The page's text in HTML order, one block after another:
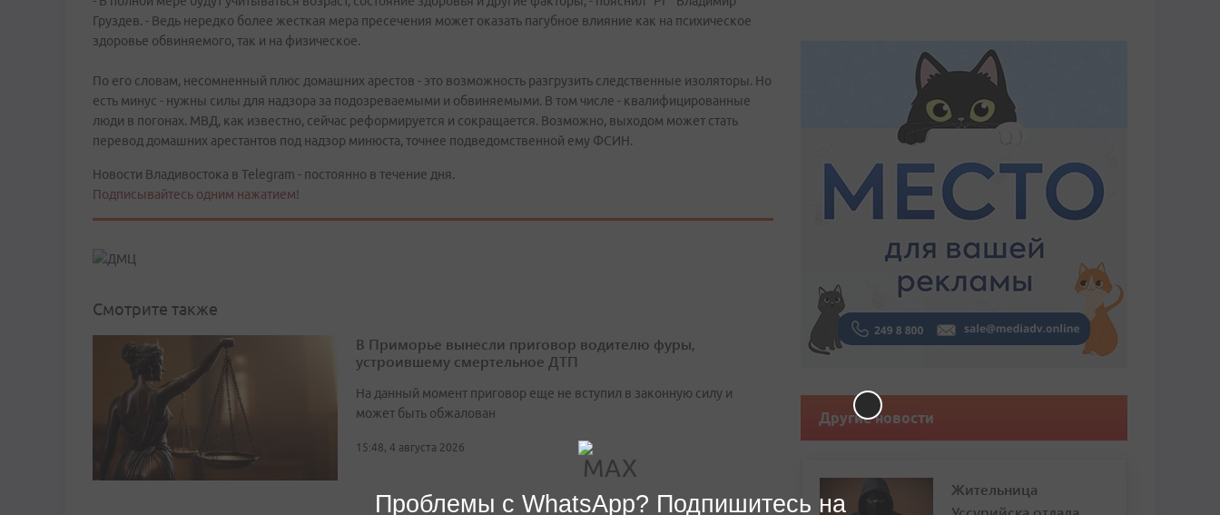
Груздев. - Ведь нередко более жесткая мера пресечения может оказать пагубное влияние как на психическое
здоровье обвиняемого, так и на физическое.
По его словам, несомненный плюс домашних арестов - это возможность разгрузить следственные изоляторы. Но
есть минус - нужны силы для надзора за подозреваемыми и обвиняемыми. В том числе - квалифицированные
люди в погонах. МВД, как известно, сейчас реформируется и сокращается. Возможно, выходом может стать
перевод домашних арестантов под надзор минюста, точнее подведомственной ему ФСИН.
Новости Владивостока в Telegram - постоянно в течение дня.
Подписывайтесь одним нажатием!
Смотрите также
В Приморье вынесли приговор водителю фуры,
устроившему смертельное ДТП
На данный момент приговор еще не вступил в законную силу и
может быть обжалован
15:48, 4 августа 2026
Другие новости
Жительница
Проблемы с WhatsApp? Подпишитесь на